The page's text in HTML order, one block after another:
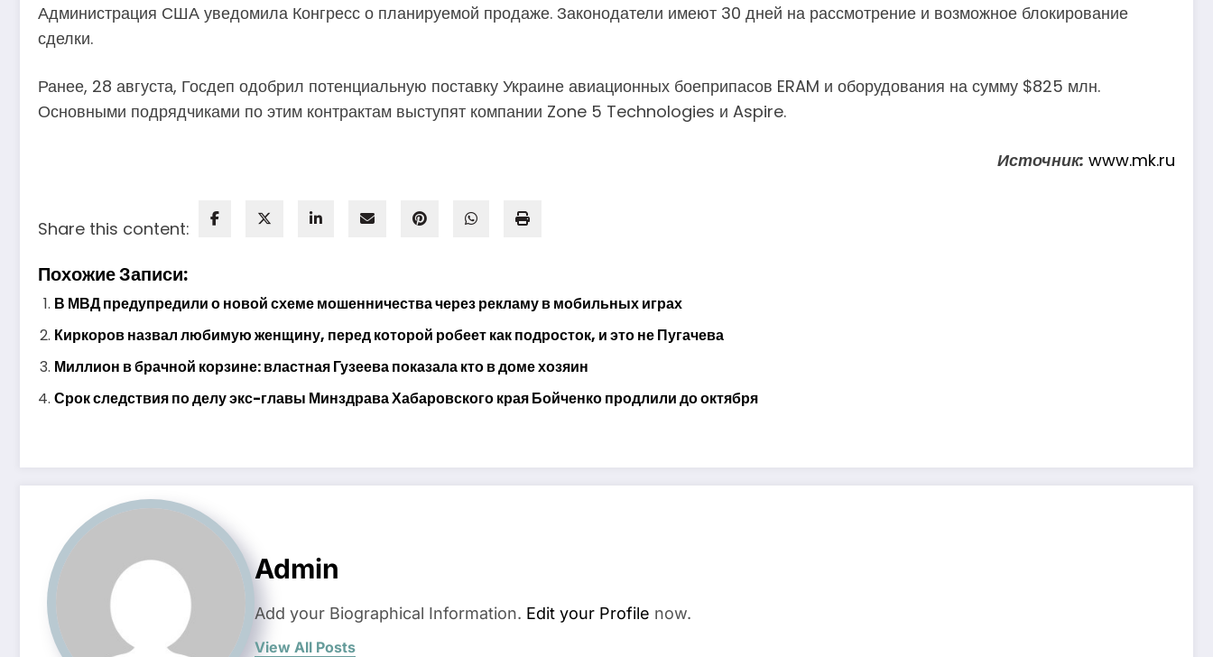
Администрация США уведомила Конгресс о планируемой продаже. Законодатели имеют 30 дней на рассмотрение и возможное блокирование
сделки.
Ранее, 28 августа, Госдеп одобрил потенциальную поставку Украине авиационных боеприпасов ERAM и оборудования на сумму $825 млн.
Основными подрядчиками по этим контрактам выступят компании Zone 5 Technologies и Aspire.
Источник: www.mk.ru
Share this content:
Похожие Записи:
В МВД предупредили о новой схеме мошенничества через рекламу в мобильных играх
Киркоров назвал любимую женщину, перед которой робеет как подросток, и это не Пугачева
Миллион в брачной корзине: властная Гузеева показала кто в доме хозяин
Срок следствия по делу экс-главы Минздрава Хабаровского края Бойченко продлили до октября
Admin
Add your Biographical Information. Edit your Profile now.
View All Posts